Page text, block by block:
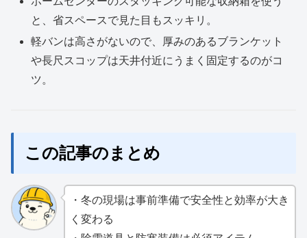
と、省スペースで見た目もスッキリ。
軽バンは高さがないので、厚みのあるブランケット
や長尺スコップは天井付近にうまく固定するのがコ
ツ。
この記事のまとめ
・冬の現場は事前準備で安全性と効率が大き
く変わる